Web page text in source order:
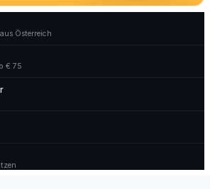
Österreich
€ 75